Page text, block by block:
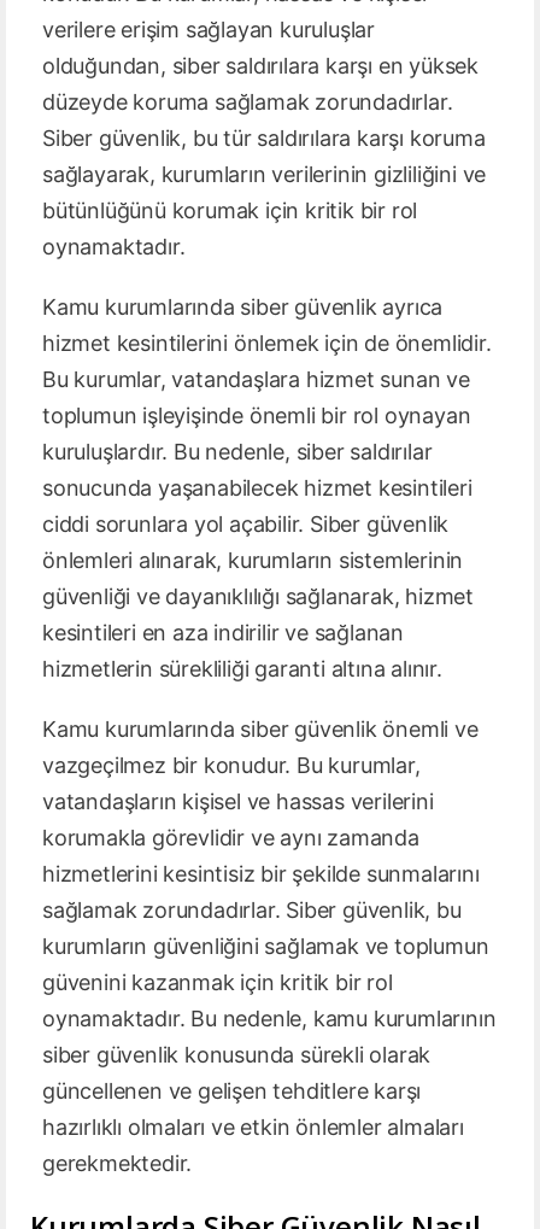
verilere erişim sağlayan kuruluşlar
olduğundan, siber saldırılara karşı en yüksek
düzeyde koruma sağlamak zorundadırlar.
Siber güvenlik, bu tür saldırılara karşı koruma
sağlayarak, kurumların verilerinin gizliliğini ve
bütünlüğünü korumak için kritik bir rol
oynamaktadır.
Kamu kurumlarında siber güvenlik ayrıca
hizmet kesintilerini önlemek için de önemlidir.
Bu kurumlar, vatandaşlara hizmet sunan ve
toplumun işleyişinde önemli bir rol oynayan
kuruluşlardır. Bu nedenle, siber saldırılar
sonucunda yaşanabilecek hizmet kesintileri
ciddi sorunlara yol açabilir. Siber güvenlik
önlemleri alınarak, kurumların sistemlerinin
güvenliği ve dayanıklılığı sağlanarak, hizmet
kesintileri en aza indirilir ve sağlanan
hizmetlerin sürekliliği garanti altına alınır.
Kamu kurumlarında siber güvenlik önemli ve
vazgeçilmez bir konudur. Bu kurumlar,
vatandaşların kişisel ve hassas verilerini
korumakla görevlidir ve aynı zamanda
hizmetlerini kesintisiz bir şekilde sunmalarını
sağlamak zorundadırlar. Siber güvenlik, bu
kurumların güvenliğini sağlamak ve toplumun
güvenini kazanmak için kritik bir rol
oynamaktadır. Bu nedenle, kamu kurumlarının
siber güvenlik konusunda sürekli olarak
güncellenen ve gelişen tehditlere karşı
hazırlıklı olmaları ve etkin önlemler almaları
gerekmektedir.